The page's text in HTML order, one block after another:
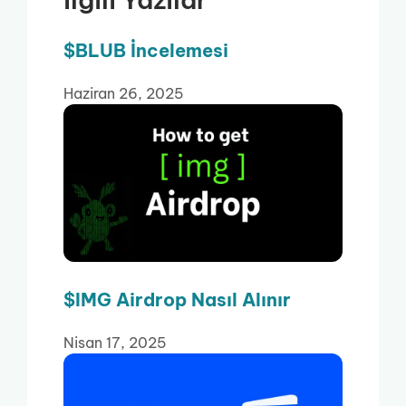
$BLUB İncelemesi
Haziran 26, 2025
$IMG Airdrop Nasıl Alınır
Nisan 17, 2025